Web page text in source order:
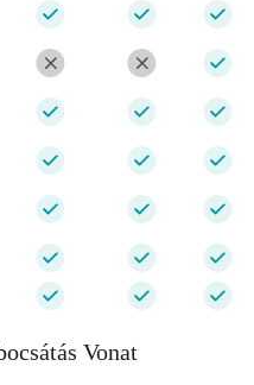
Vonat